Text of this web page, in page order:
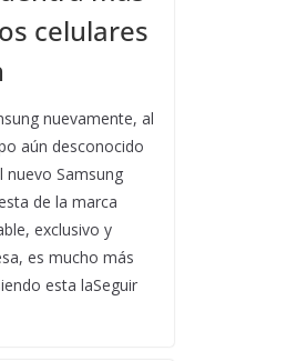
celulares
nuevamente, al
aún desconocido
nuevo Samsung
de la marca
exclusivo y
es mucho más
esta laSeguir